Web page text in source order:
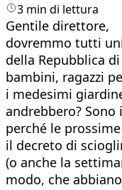
3 min di lettura
Gentile direttore,
dovremmo tutti
della Repubblica
bambini, ragazzi
i medesimi
andrebbero?
perché le
il decreto di
(o anche la
modo, che